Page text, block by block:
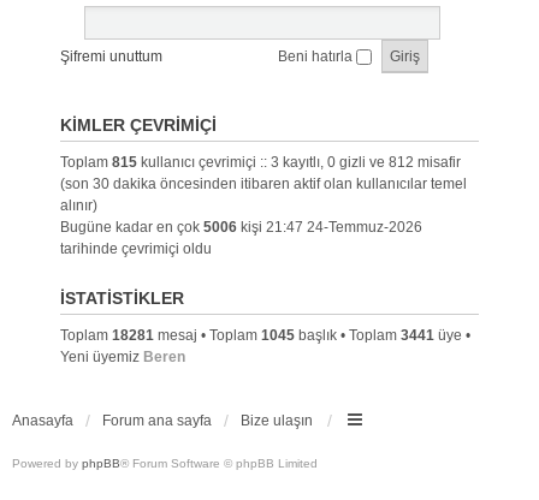
Şifremi unuttum Beni hatırla
KIMLER ÇEVRIMIÇI
Toplam 815kullanıcı çevrimiçi :: 3 kayıtlı, 0 gizli ve 812 misafir
(son 30 dakika öncesinden itibaren aktif olan kullanıcılar temel
alınır)
Bugüne kadar en çok 5006kişi 21:47 24-Temmuz-2026
tarihinde çevrimiçi oldu
İSTATISTIKLER
Toplam 18281mesaj • Toplam 1045başlık • Toplam 3441üye •
Yeni üyemiz Beren
Anasayfa Forum ana sayfa Bize ulaşın
Powered by phpBB® Forum Software © phpBB Limited